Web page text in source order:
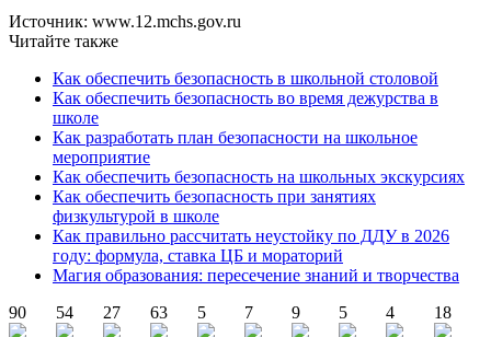
Источник: www.12.mchs.gov.ru
Читайте также
Как обеспечить безопасность в школьной столовой
Как обеспечить безопасность во время дежурства в
школе
Как разработать план безопасности на школьное
мероприятие
Как обеспечить безопасность на школьных экскурсиях
Как обеспечить безопасность при занятиях
физкультурой в школе
Как правильно рассчитать неустойку по ДДУ в 2026
году: формула, ставка ЦБ и мораторий
Магия образования: пересечение знаний и творчества
90
54 27 63 5 7 9 5 4 18